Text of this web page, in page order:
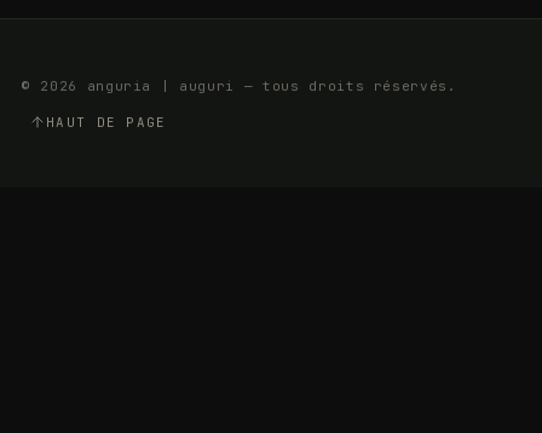
© 2026 anguria | auguri — tous droits réservés.
HAUT DE PAGE